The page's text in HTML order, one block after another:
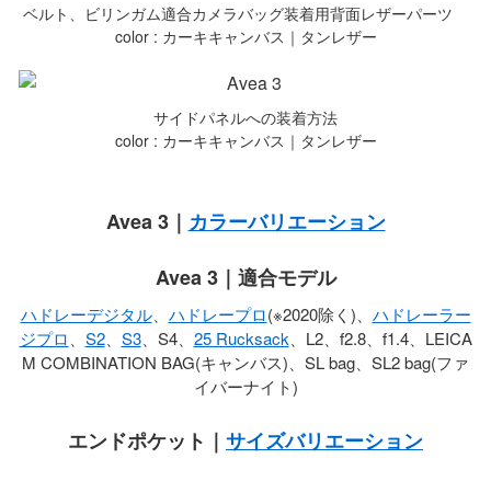
ベルト、ビリンガム適合カメラバッグ装着用背面レザーパーツ
color : カーキキャンバス｜タンレザー
サイドパネルへの装着方法
color : カーキキャンバス｜タンレザー
Avea 3｜ カラーバリエーション
Avea 3｜適合モデル
ハドレーデジタル、 ハドレープロ(※2020除く)、 ハドレーラー
ジプロ、 S2、 S3、S4、 25 Rucksack、L2、f2.8、f1.4、LEICA
M COMBINATION BAG(キャンバス)、SL bag、SL2 bag(ファ
イバーナイト)
エンドポケット｜ サイズバリエーション